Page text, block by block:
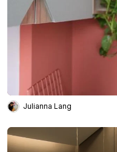
Julianna Lang